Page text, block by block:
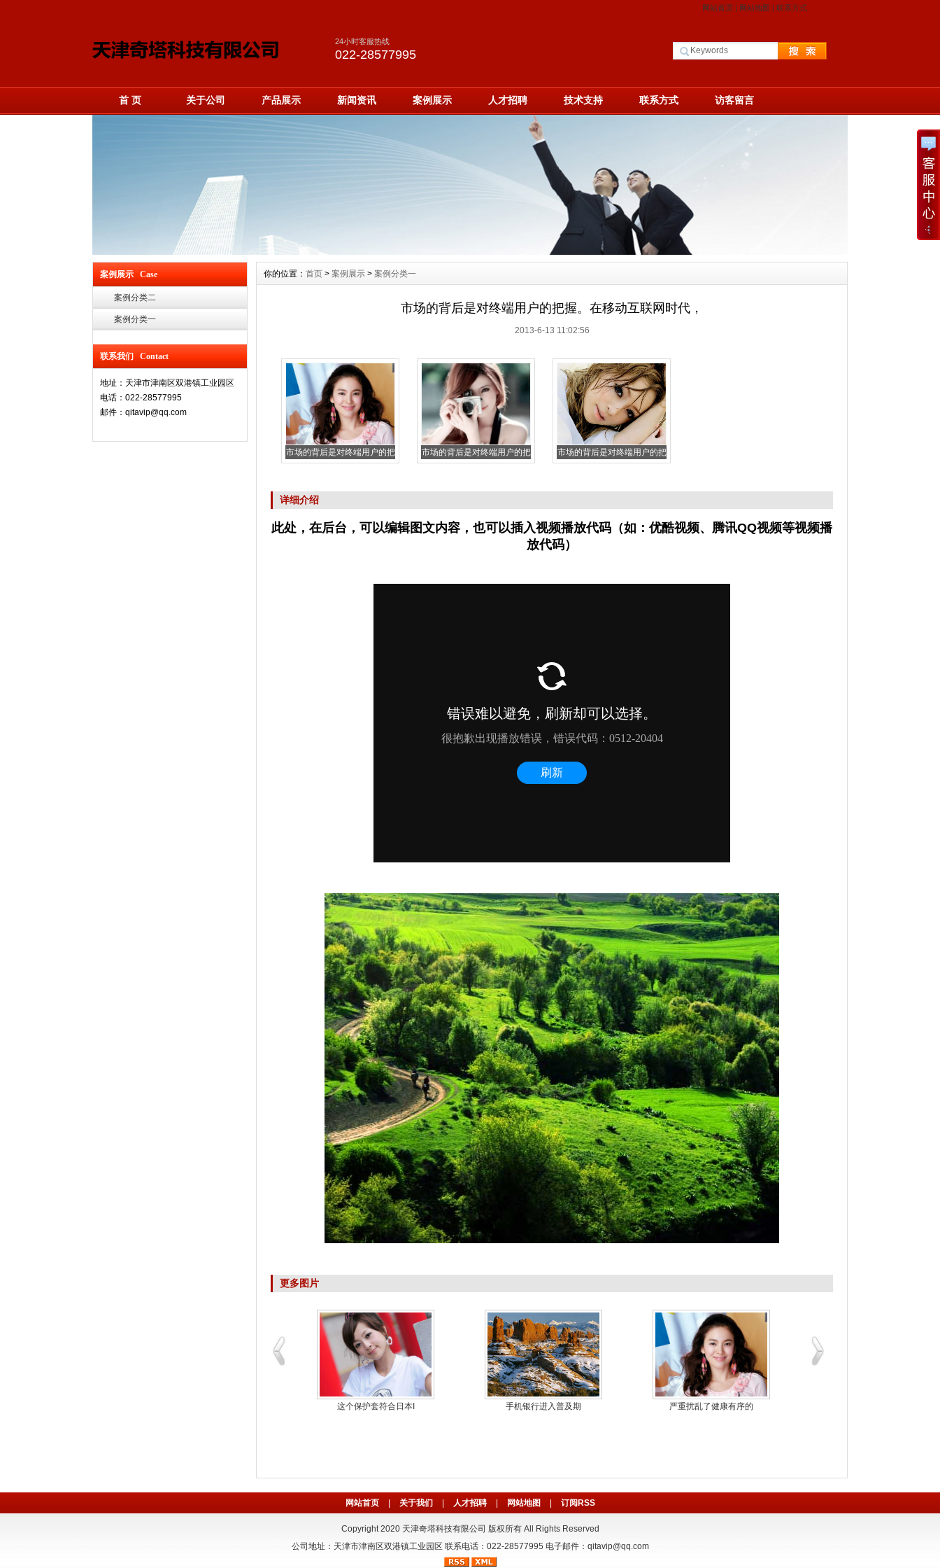
网站首页| 网站地图 | 联系方式
24小时客服热线
022-28577995
首 页 关于公司 产品展示 新闻资讯 案例展示 人才招聘 技术支持 联系方式 访客留言
案例展示 Case
案例分类二
案例分类一
联系我们 Contact
地址：天津市津南区双港镇工业园区
电话：022-28577995
邮件：qitavip@qq.com
你的位置： 首页 > 案例展示 > 案例分类一
市场的背后是对终端用户的把握。在移动互联网时代，
2013-6-13 11:02:56
市场的背后是对终端用户的把 市场的背后是对终端用户的把 市场的背后是对终端用户的把
详细介绍
此处，在后台，可以编辑图文内容，也可以插入视频播放代码（如：优酷视频、腾讯QQ视频等视频播
放代码）
更多图片
这个保护套符合日本I 手机银行进入普及期 严重扰乱了健康有序的
网站首页 关于我们 人才招聘 网站地图 订阅RSS
Copyright 2020 天津奇塔科技有限公司 版权所有 All Rights Reserved
公司地址：天津市津南区双港镇工业园区 联系电话：022-28577995 电子邮件：qitavip@qq.com